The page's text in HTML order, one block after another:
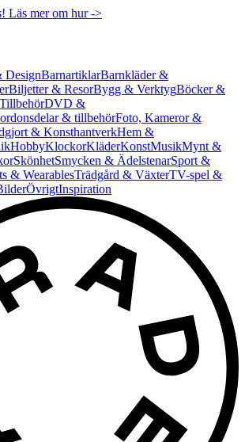
Läs mer om hur ->
DesignBarnartiklarBarnkläder &
Biljetter & ResorBygg & VerktygBöcker &
DVD &
& tillbehörFoto, Kameror &
& KonsthantverkHem &
HobbyKlockorKläderKonstMusikMynt &
SkönhetSmycken & ÄdelstenarSport &
& WearablesTrädgård & VäxterTV-spel &
ÖvrigtInspiration